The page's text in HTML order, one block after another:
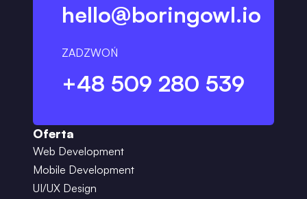
hello@boringowl.io
ZADZWOŃ
+48 509 280 539
Oferta
Web Development
Mobile Development
UI/UX Design